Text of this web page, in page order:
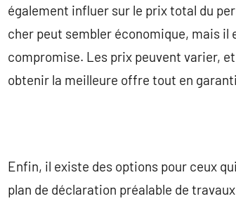
également influer sur le prix total du
cher peut sembler économique, mais il
compromise. Les prix peuvent varier,
obtenir la meilleure offre tout en
Enfin, il existe des options pour ceux
plan de déclaration préalable de